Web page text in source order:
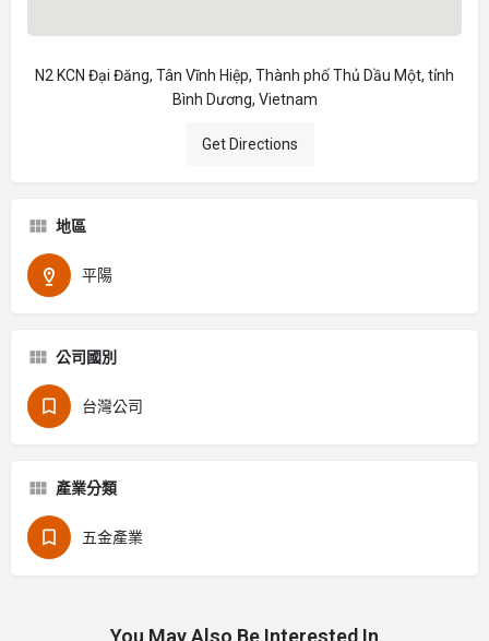
N2 KCN Đại Đăng, Tân Vĩnh Hiệp, Thành phố Thủ Dầu Một, tỉnh
Bình Dương, Vietnam
Get Directions
地區
平陽
公司國別
台灣公司
產業分類
五金產業
You May Also Be Interested In